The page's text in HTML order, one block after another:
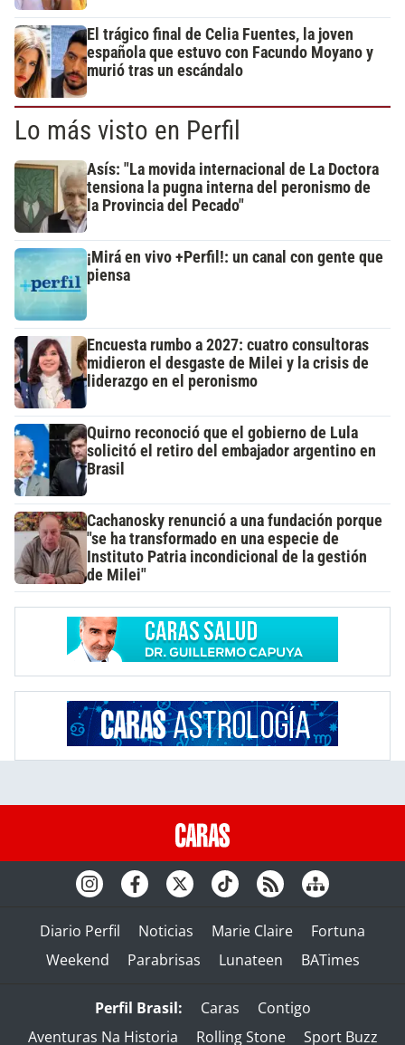
El trágico final de Celia Fuentes, la joven
española que estuvo con Facundo Moyano y
murió tras un escándalo
Lo más visto en Perfil
Asís: "La movida internacional de La Doctora
tensiona la pugna interna del peronismo de
la Provincia del Pecado"
¡Mirá en vivo +Perfil!: un canal con gente que
piensa
Encuesta rumbo a 2027: cuatro consultoras
midieron el desgaste de Milei y la crisis de
liderazgo en el peronismo
Quirno reconoció que el gobierno de Lula
solicitó el retiro del embajador argentino en
Brasil
Cachanosky renunció a una fundación porque
"se ha transformado en una especie de
Instituto Patria incondicional de la gestión
de Milei"
Diario Perfil Noticias Marie Claire
Fortuna
Weekend
Parabrisas Lunateen BATimes
Perfil Brasil: Caras
Contigo
Aventuras Na Historia
Rolling Stone Sport Buzz